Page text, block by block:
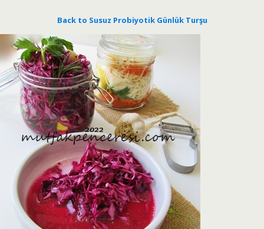
Back to Susuz Probiyotik Günlük Turşu